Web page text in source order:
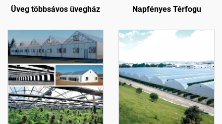
Üveg többsávos üvegház Napfényes Térfogu